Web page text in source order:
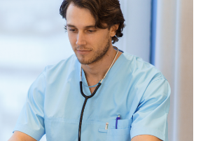
til produkt kunnskap og faglig
tilgang til et bredt spekter av
opplæringer fra leverandører og
opplæring, skreddersydd for våre
kunder.
OneMed Skolen